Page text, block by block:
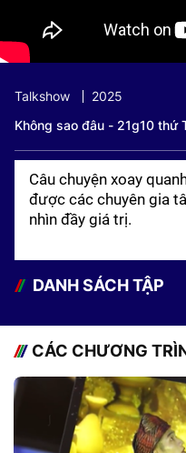
Talkshow
2025
Không sao đâu - 21g10 thứ
Câu chuyện xoay
được các chuyên gia
nhìn đầy giá trị.
DANH SÁCH TẬP
CÁC CHƯƠNG